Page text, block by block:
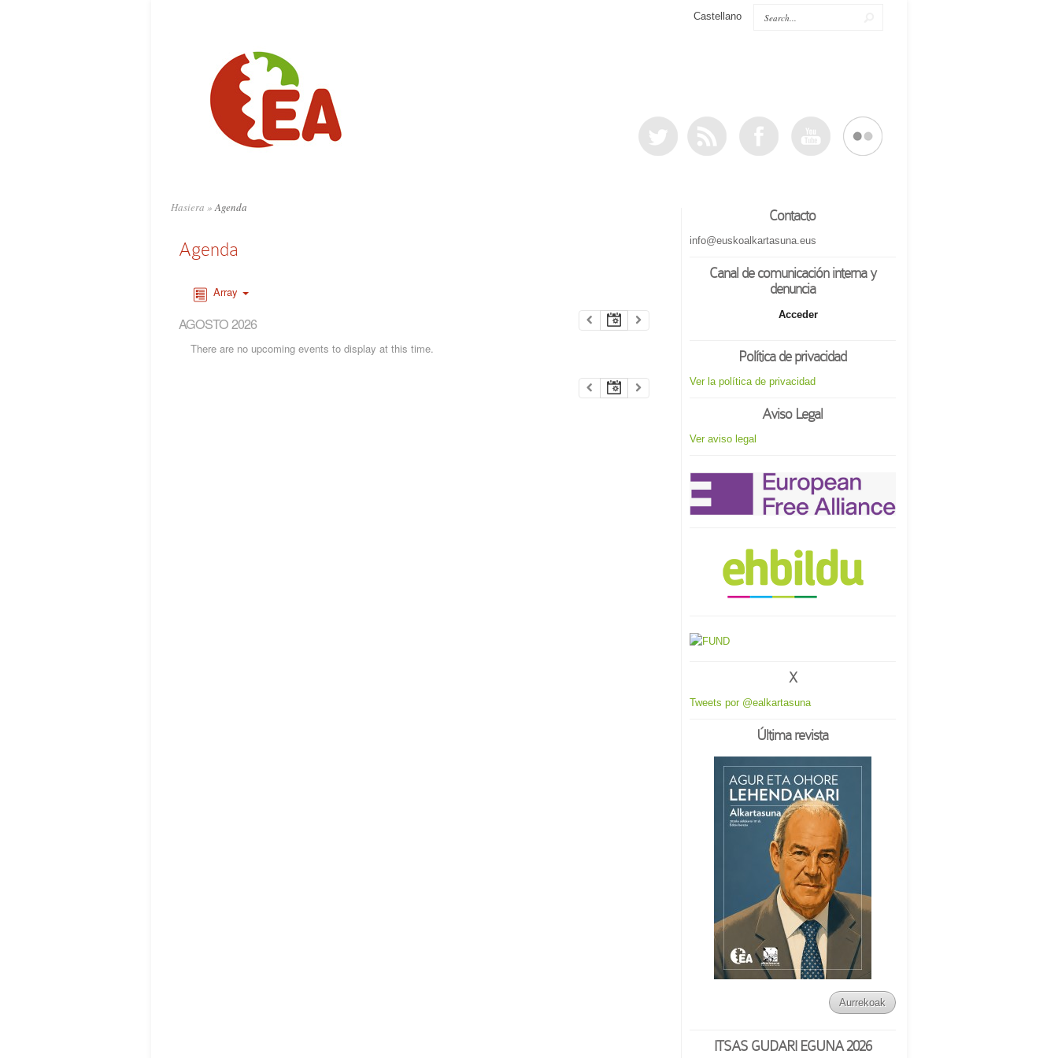
Castellano
Hasiera »Agenda
Agenda
Array
AGOSTO 2026
There are no upcoming events to display at this time.
Contacto
info@euskoalkartasuna.eus
Canal de comunicación interna y
denuncia
Acceder
Política de privacidad
Ver la política de privacidad
Aviso Legal
Ver aviso legal
X
Tweets por @ealkartasuna
Última revista
Aurrekoak
ITSAS GUDARI EGUNA 2026